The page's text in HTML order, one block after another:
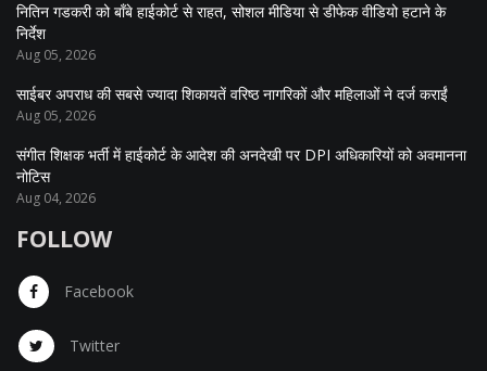
नितिन गडकरी को बॉंबे हाईकोर्ट से राहत, सोशल मीडिया से डीफेक वीडियो हटाने के
निर्देश
Aug 05, 2026
साईबर अपराध की सबसे ज्यादा शिकायतें वरिष्ठ नागरिकों और महिलाओं ने दर्ज कराईं
Aug 05, 2026
संगीत शिक्षक भर्ती में हाईकोर्ट के आदेश की अनदेखी पर DPI अधिकारियों को अवमानना
नोटिस
Aug 04, 2026
FOLLOW
Facebook
Twitter